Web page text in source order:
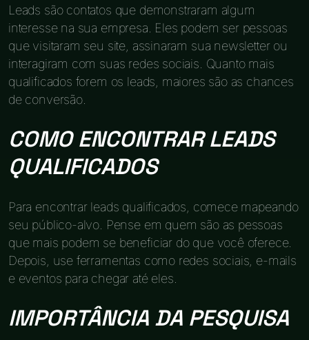
Leads são contatos que demonstraram algum
interesse na sua empresa. Eles podem ser pessoas
que visitaram seu site, assinaram sua newsletter ou
interagiram com suas redes sociais. Quanto mais
qualificados forem os leads, maiores são as chances
de conversão.
COMO ENCONTRAR LEADS
QUALIFICADOS
Para encontrar leads qualificados, comece mapeando
seu público-alvo. Pense em quem são as pessoas
que mais podem se beneficiar do que você oferece.
Depois, use ferramentas como redes sociais, e-mails
e eventos para chegar até eles.
IMPORTÂNCIA DA PESQUISA